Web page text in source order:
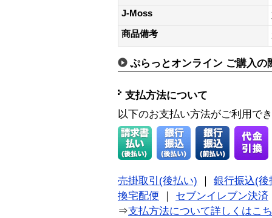
J-Moss
商品備考
ぷらっとオンライン ご購入の
支払方法について
以下のお支払い方法がご利用で
売掛取引(後払い)
銀行振込(後
換宅配便
セブンイレブン決済
⇒支払方法について詳しくはこ